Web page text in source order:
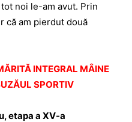
noi le-am avut. Prin
că am pierdut două
INTEGRAL MÂINE
SPORTIV
etapa a XV-a